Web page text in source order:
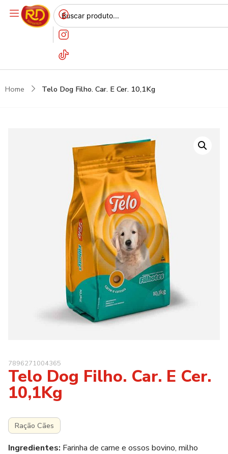
Home Telo Dog Filho. Car. E Cer. 10,1Kg
7896271004365
Telo Dog Filho. Car. E Cer.
10,1Kg
Ração Cães
Ingredientes: Farinha de carne e ossos bovino, milho